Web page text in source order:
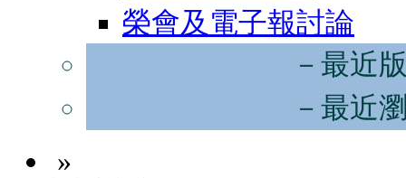
榮會及電子報討論
－最近
－最近
»